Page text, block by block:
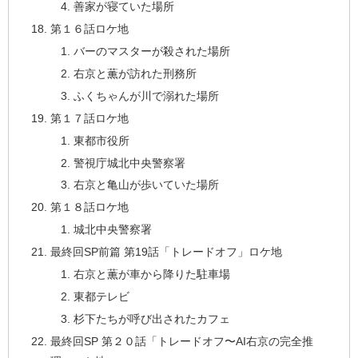
善家が寝ていた場所
第１６話ロケ地
バーのマスターが殺された場所
右京と薫が訪れた刑務所
ふくちゃんが川で溺れた場所
第１７話ロケ地
東都市役所
警視庁城北中央警察署
右京と亀山が歩いていた場所
第１８話ロケ地
城北中央警察署
最終回SP前篇 第19話「トレードオフ」ロケ地
右京と薫が車から降りた駐車場
東都テレビ
杉下たちが呼び出されたカフェ
最終回SP 第２０話「トレードオフ〜AI右京の完全推